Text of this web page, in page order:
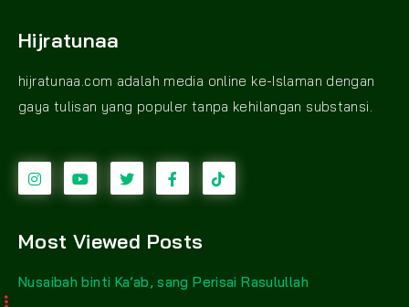
Hijratunaa
hijratunaa.com adalah media online ke-Islaman dengan
gaya tulisan yang populer tanpa kehilangan substansi.
Most Viewed Posts
Nusaibah binti Ka’ab, sang Perisai Rasulullah